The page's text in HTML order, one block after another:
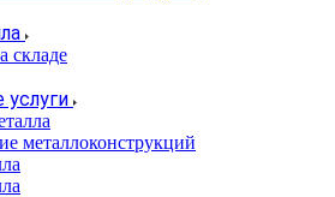
складе
металлоконструкций